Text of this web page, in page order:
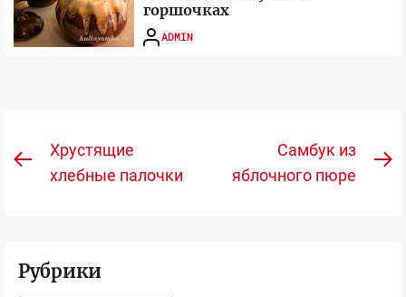
горшочках
ADMIN
Навигация
Предыдущая
Хрустящие
хлебные палочки
Самбук из
яблочного пюре
Рубрики